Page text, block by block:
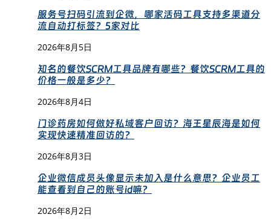
服务号扫码引流到企微，哪家活码工具支持多渠道分
流自动打标签？5家对比
2026年8月5日
知名的餐饮SCRM工具品牌有哪些？餐饮SCRM工具的
价格一般是多少？
2026年8月4日
门诊药房如何做好私域客户回访？海王星辰海是如何
实现快速精准回访的？
2026年8月3日
企业微信成员头像显示未加入是什么意思？企业员工
能查看到自己的账号id嘛？
2026年8月2日